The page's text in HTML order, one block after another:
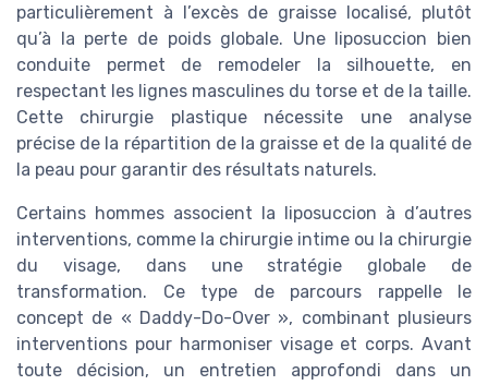
particulièrement à l’excès de graisse localisé, plutôt
qu’à la perte de poids globale. Une liposuccion bien
conduite permet de remodeler la silhouette, en
respectant les lignes masculines du torse et de la taille.
Cette chirurgie plastique nécessite une analyse
précise de la répartition de la graisse et de la qualité de
la peau pour garantir des résultats naturels.
Certains hommes associent la liposuccion à d’autres
interventions, comme la chirurgie intime ou la chirurgie
du visage, dans une stratégie globale de
transformation. Ce type de parcours rappelle le
concept de « Daddy-Do-Over », combinant plusieurs
interventions pour harmoniser visage et corps. Avant
toute décision, un entretien approfondi dans un